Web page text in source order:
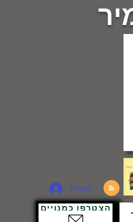
להתחברות
הצטרפו כמנויים